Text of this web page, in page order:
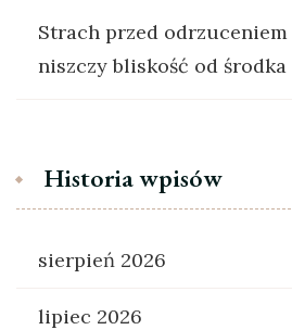
Strach przed
niszczy bliskość od środka
Historia wpisów
sierpień 2026
lipiec 2026